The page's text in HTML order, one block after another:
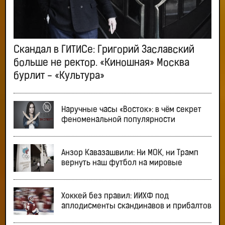
Скандал в ГИТИСе: Григорий Заславский
больше не ректор. «Киношная» Москва
бурлит - «Культура»
Наручные часы «Восток»: в чём секрет
феноменальной популярности
Анзор Кавазашвили: Ни МОК, ни Трамп
вернуть наш футбол на мировые
Хоккей без правил: ИИХФ под
аплодисменты скандинавов и прибалтов